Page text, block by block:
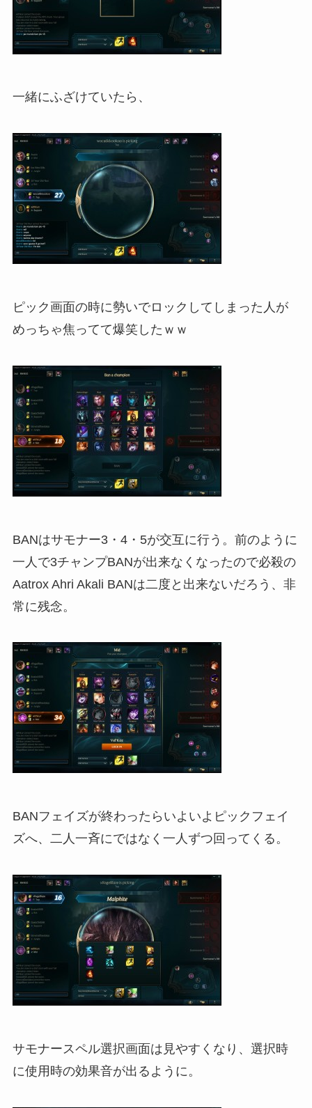
一緒にふざけていたら、
ピック画面の時に勢いでロックしてしまった人が
めっちゃ焦ってて爆笑したｗｗ
BANはサモナー3・4・5が交互に行う。前のように
一人で3チャンプBANが出来なくなったので必殺の
Aatrox Ahri Akali BANは二度と出来ないだろう、非
常に残念。
BANフェイズが終わったらいよいよピックフェイ
ズへ、二人一斉にではなく一人ずつ回ってくる。
サモナースペル選択画面は見やすくなり、選択時
に使用時の効果音が出るように。